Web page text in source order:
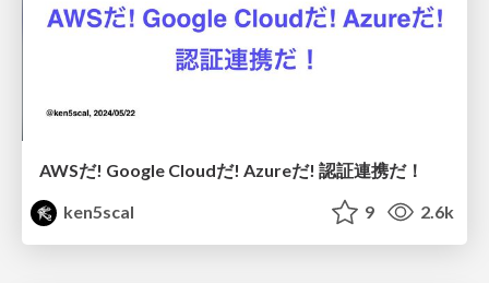
AWSだ! Google Cloudだ! Azureだ! 認証連携だ！
ken5scal
9 2.6k